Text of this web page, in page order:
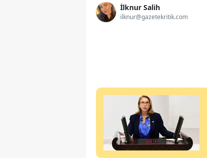
İlknur Salih
ilknur@gazetekritik.com